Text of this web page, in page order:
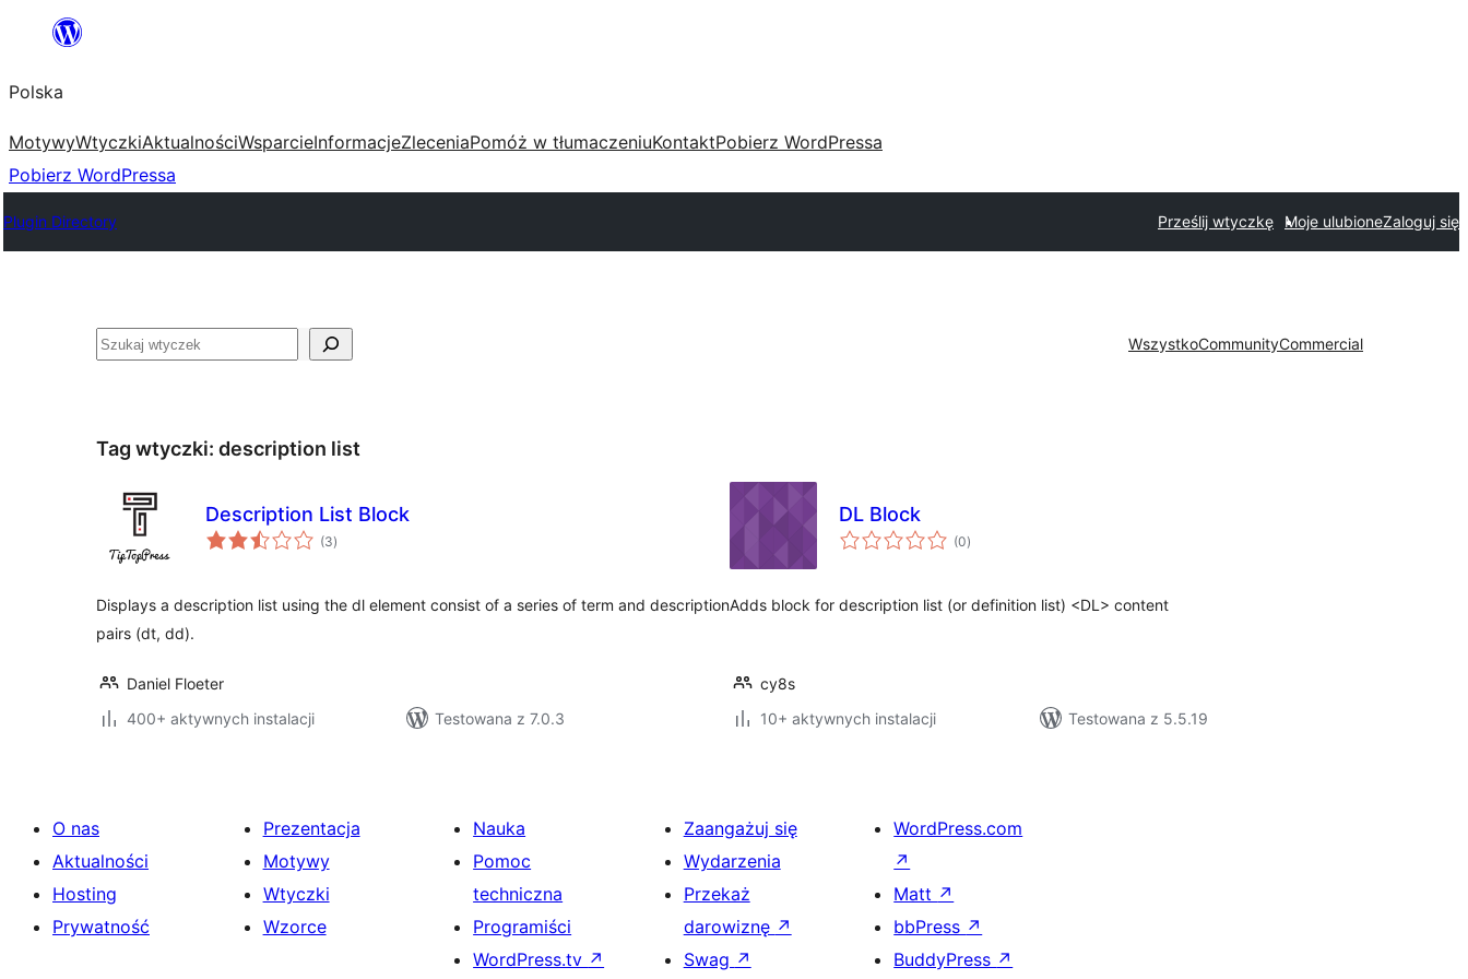
Przejdź
treści
Polska
MotywyWtyczkiAktualnościWsparcieInformacjeZleceniaPomóż w tłumaczeniuKontaktPobierz WordPressa
Pobierz WordPressa
Plugin Directory Prześlij wtyczkę Moje ulubioneZaloguj się
Szukaj WszystkoCommunityCommercial
Tag wtyczki: description list
Description List Block
(3wszystkich
ocen
)
Displays a description list using the dl element consist of a series of term and description
pairs (dt, dd).
Daniel Floeter
400+ aktywnych instalacji
Testowana z 7.0.3
DL Block
(0wszystkich
ocen
)
Adds block for description list (or definition list) <DL> content
cy8s
10+ aktywnych instalacji
Testowana z 5.5.19
O nas
Aktualności
Hosting
Prywatność
Prezentacja
Motywy
Wtyczki
Wzorce
Nauka
Pomoc
techniczna
Programiści
WordPress.tv ↗
Zaangażuj się
Wydarzenia
Przekaż
darowiznę ↗
Swag ↗
WordPress.com
↗
Matt ↗
bbPress ↗
BuddyPress ↗